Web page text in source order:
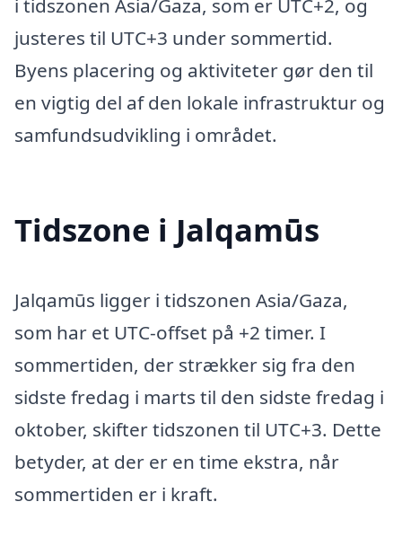
i tidszonen Asia/Gaza, som er UTC+2, og
justeres til UTC+3 under sommertid.
Byens placering og aktiviteter gør den til
en vigtig del af den lokale infrastruktur og
samfundsudvikling i området.
Tidszone i Jalqamūs
Jalqamūs ligger i tidszonen Asia/Gaza,
som har et UTC-offset på +2 timer. I
sommertiden, der strækker sig fra den
sidste fredag i marts til den sidste fredag i
oktober, skifter tidszonen til UTC+3. Dette
betyder, at der er en time ekstra, når
sommertiden er i kraft.